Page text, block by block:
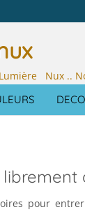
Nux ..
pour